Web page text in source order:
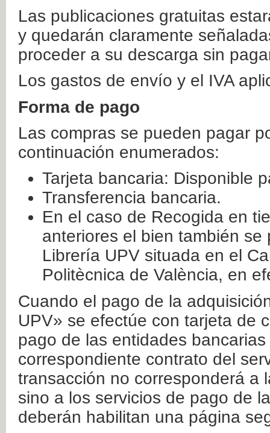
Las publicaciones gratuitas
y quedarán claramente
proceder a su descarga sin
Los gastos de envío y el IVA
Forma de pago
Las compras se pueden pagar
continuación enumerados:
Tarjeta bancaria: Disponible
Transferencia bancaria.
En el caso de Recogida en
anteriores el bien también
Librería UPV situada en el
Politècnica de València, en
Cuando el pago de la
UPV» se efectúe con tarjeta de
pago de las entidades
correspondiente contrato del
transacción no corresponderá a
sino a los servicios de pago de
deberán habilitan una página